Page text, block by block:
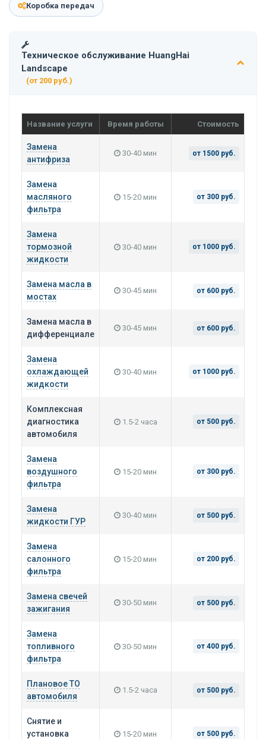
Коробка передач
Техническое обслуживание HuangHai
Landscape
(от 200 руб.)
Название услуги Время работы Стоимость
Замена
антифриза
30-40 мин от 1500 руб.
Замена
масляного
фильтра
15-20 мин от 300 руб.
Замена
тормозной
жидкости
30-40 мин от 1000 руб.
Замена масла в
мостах
30-45 мин от 600 руб.
Замена масла в
дифференциале
30-45 мин от 600 руб.
Замена
охлаждающей
жидкости
30-40 мин от 1000 руб.
Комплексная
диагностика
автомобиля
1.5-2 часа от 500 руб.
Замена
воздушного
фильтра
15-20 мин от 300 руб.
Замена
жидкости ГУР
30-40 мин от 500 руб.
Замена
салонного
фильтра
15-20 мин от 200 руб.
Замена свечей
зажигания
30-50 мин от 500 руб.
Замена
топливного
фильтра
30-50 мин от 400 руб.
Плановое ТО
автомобиля
1.5-2 часа от 500 руб.
Снятие и
установка
15-20 мин от 500 руб.